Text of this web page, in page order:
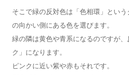
そこで緑の反対色は「色相環」とい
の向かい側にある色を選びます。
緑の隣は黄色や青系になるのですが
ク」になります。
ピンクに近い紫や赤もそれです。